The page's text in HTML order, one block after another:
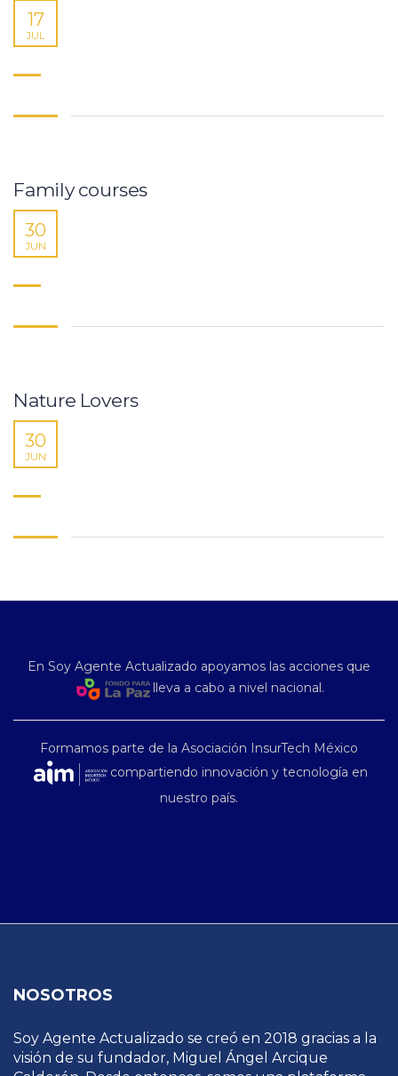
17
JUL
Family courses
30
JUN
Nature Lovers
30
JUN
En Soy Agente Actualizado apoyamos las acciones que
lleva a cabo a nivel nacional.
Formamos parte de la Asociación InsurTech México
compartiendo innovación y tecnología en
nuestro país.
NOSOTROS
Soy Agente Actualizado se creó en 2018 gracias a la
visión de su fundador, Miguel Ángel Arcique